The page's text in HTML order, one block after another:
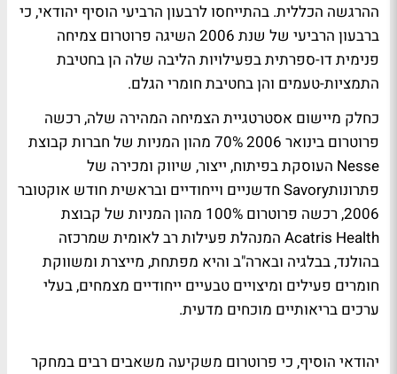
ההרגשה הכללית. בהתייחסו לרבעון הרביעי הוסיף יהודאי, כי
ברבעון הרביעי של שנת 2006 השיגה פרוטרום צמיחה
פנימית דו-ספרתית בפעילויות הליבה שלה הן בחטיבת
התמציות-טעמים והן בחטיבת חומרי הגלם.
כחלק מיישום אסטרטגיית הצמיחה המהירה שלה, רכשה
פרוטרום בינואר 2006 70% מהון המניות של חברות קבוצת
Nesse העוסקת בפיתוח, ייצור, שיווק ומכירה של
פתרונותSavory חדשניים וייחודיים ובראשית חודש אוקטובר
2006, רכשה פרוטרום 100% מהון המניות של קבוצת
Acatris Health המנהלת פעילות רב לאומית שמרכזה
בהולנד, בבלגיה ובארה"ב והיא מפתחת, מייצרת ומשווקת
חומרים פעילים ומיצויים טבעיים ייחודיים מצמחים, בעלי
ערכים בריאותיים מוכחים מדעית.
יהודאי הוסיף, כי פרוטרום משקיעה משאבים רבים במחקר